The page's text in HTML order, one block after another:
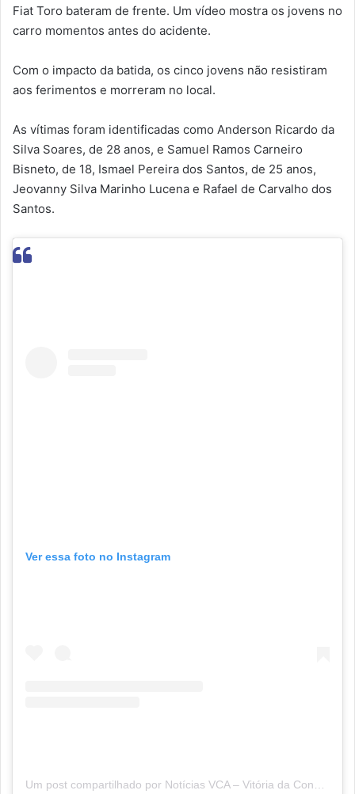
Fiat Toro bateram de frente. Um vídeo mostra os jovens no
carro momentos antes do acidente.
Com o impacto da batida, os cinco jovens não resistiram
aos ferimentos e morreram no local.
As vítimas foram identificadas como Anderson Ricardo da
Silva Soares, de 28 anos, e Samuel Ramos Carneiro
Bisneto, de 18, Ismael Pereira dos Santos, de 25 anos,
Jeovanny Silva Marinho Lucena e Rafael de Carvalho dos
Santos.
Ver essa foto no Instagram